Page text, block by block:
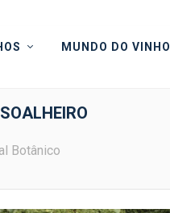
MUNDO DO VINHO
Botânico